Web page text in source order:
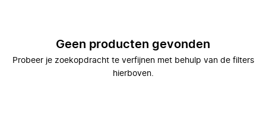
Geen producten gevonden
Probeer je zoekopdracht te verfijnen met behulp van de filters
hierboven.